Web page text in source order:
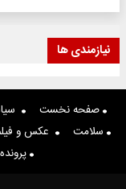
نیازمندی ها
صفحه نخست
سلامت
عکس و
پرونده